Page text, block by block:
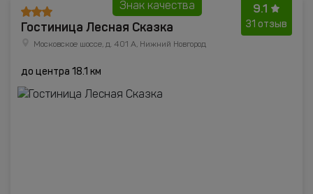
9.1
31 отзыв
Знак качества
Гостиница Лесная Сказка
Московское шоссе, д. 401 А, Нижний Новгород
до центра 18.1 км